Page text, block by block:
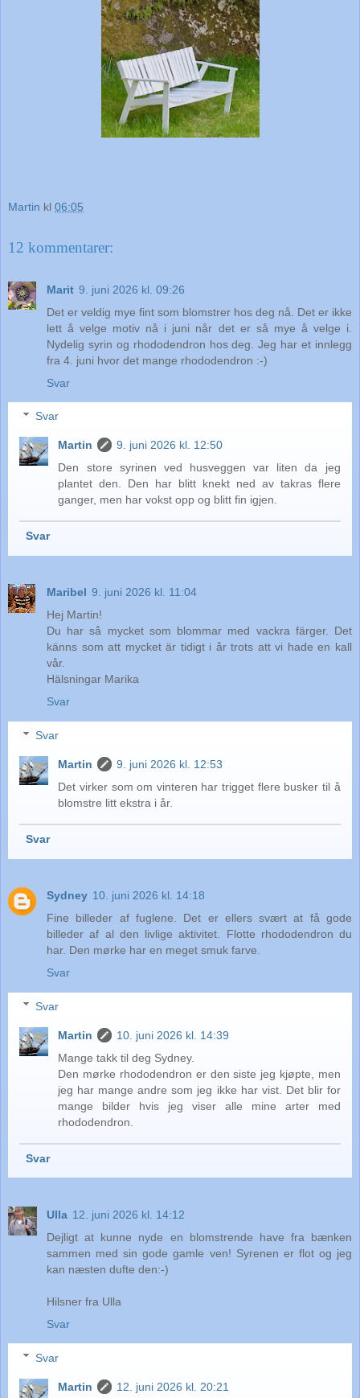
Martin kl 06:05
12 kommentarer:
Marit 9. juni 2026 kl. 09:26
Det er veldig mye fint som blomstrer hos deg nå. Det er ikke
lett å velge motiv nå i juni når det er så mye å velge i.
Nydelig syrin og rhododendron hos deg. Jeg har et innlegg
fra 4. juni hvor det mange rhododendron :-)
Svar
Svar
Martin
9. juni 2026 kl. 12:50
Den store syrinen ved husveggen var liten da jeg
plantet den. Den har blitt knekt ned av takras flere
ganger, men har vokst opp og blitt fin igjen.
Svar
Maribel 9. juni 2026 kl. 11:04
Hej Martin!
Du har så mycket som blommar med vackra färger. Det
känns som att mycket är tidigt i år trots att vi hade en kall
vår.
Hälsningar Marika
Svar
Svar
Martin
9. juni 2026 kl. 12:53
Det virker som om vinteren har trigget flere busker til å
blomstre litt ekstra i år.
Svar
Sydney 10. juni 2026 kl. 14:18
Fine billeder af fuglene. Det er ellers svært at få gode
billeder af al den livlige aktivitet. Flotte rhododendron du
har. Den mørke har en meget smuk farve.
Svar
Svar
Martin
10. juni 2026 kl. 14:39
Mange takk til deg Sydney.
Den mørke rhododendron er den siste jeg kjøpte, men
jeg har mange andre som jeg ikke har vist. Det blir for
mange bilder hvis jeg viser alle mine arter med
rhododendron.
Svar
Ulla 12. juni 2026 kl. 14:12
Dejligt at kunne nyde en blomstrende have fra bænken
sammen med sin gode gamle ven! Syrenen er flot og jeg
kan næsten dufte den:-)
Hilsner fra Ulla
Svar
Svar
Martin
12. juni 2026 kl. 20:21